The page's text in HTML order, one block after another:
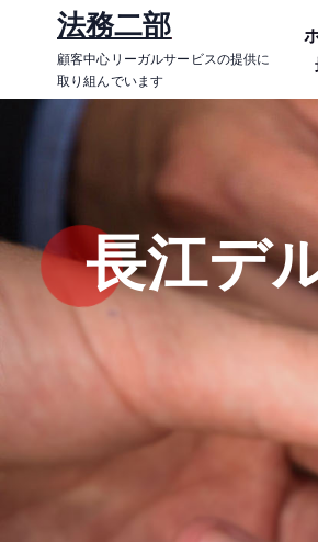
ン
ッ
法務二部
顧客中心リーガルサービスの提供に
取り組んでいます
長江デ